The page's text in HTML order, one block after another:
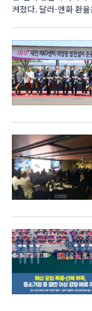
켜졌다. 달러-엔화 환